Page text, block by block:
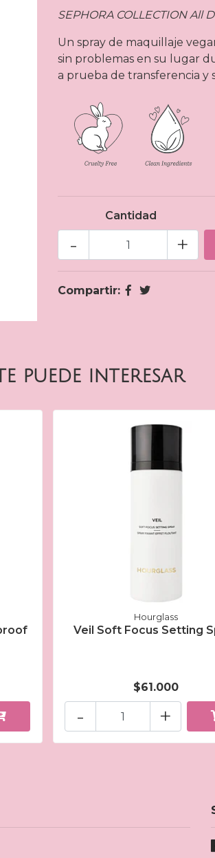
SEPHORA COLLECTION
Un spray de maquillaje
sin problemas en su lugar
a prueba de transferencia y
Cantidad
+
-
Compartir:
puede interesar
Hourglass
Veil Soft Focus Setting
$61.000
+
-